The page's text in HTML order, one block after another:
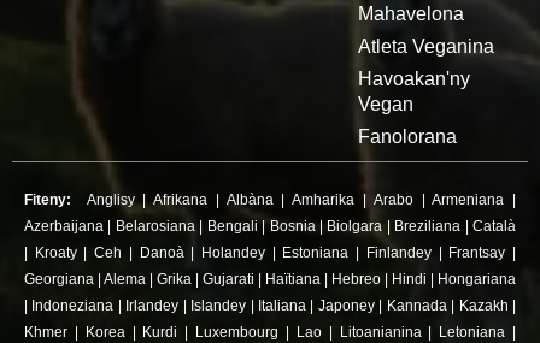
Mahavelona
Atleta Veganina
Havoakan'ny
Vegan
Fanolorana
Fiteny: Anglisy|Afrikana Albàna|Amharika Arabo|Armeniana
Azerbaijana
Belarosiana| Bengali |Bosnia| Biolgara Breziliana |Català
Kroaty|Ceh Danoà| Holandey Estoniana Finlandey| Frantsay
Georgiana Alema Grika Gujarati Haïtiana Hebreo Hindi
Hongariana
Indoneziana Irlandey Islandey Italiana Japoney| Kannada| Kazakh
Khmer
Korea| Kurdi Luxembourg Lao| Litoanianina| Letoniana